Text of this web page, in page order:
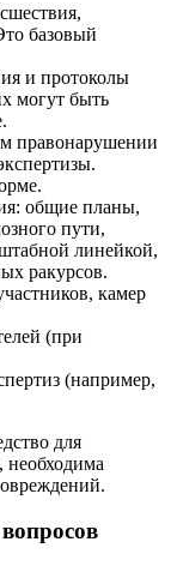
базовый
и протоколы
могут быть
правонарушении
общие планы,
пути,
линейкой,
ракурсов.
камер
(при
(например,
для
необходима